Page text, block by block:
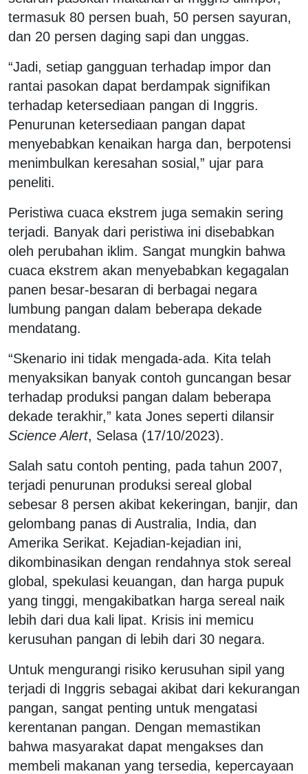
termasuk 80 persen buah, 50 persen sayuran,
dan 20 persen daging sapi dan unggas.
“Jadi, setiap gangguan terhadap impor dan
rantai pasokan dapat berdampak signifikan
terhadap ketersediaan pangan di Inggris.
Penurunan ketersediaan pangan dapat
menyebabkan kenaikan harga dan, berpotensi
menimbulkan keresahan sosial,” ujar para
peneliti.
Peristiwa cuaca ekstrem juga semakin sering
terjadi. Banyak dari peristiwa ini disebabkan
oleh perubahan iklim. Sangat mungkin bahwa
cuaca ekstrem akan menyebabkan kegagalan
panen besar-besaran di berbagai negara
lumbung pangan dalam beberapa dekade
mendatang.
“Skenario ini tidak mengada-ada. Kita telah
menyaksikan banyak contoh guncangan besar
terhadap produksi pangan dalam beberapa
dekade terakhir,” kata Jones seperti dilansir
Science Alert, Selasa (17/10/2023).
Salah satu contoh penting, pada tahun 2007,
terjadi penurunan produksi sereal global
sebesar 8 persen akibat kekeringan, banjir, dan
gelombang panas di Australia, India, dan
Amerika Serikat. Kejadian-kejadian ini,
dikombinasikan dengan rendahnya stok sereal
global, spekulasi keuangan, dan harga pupuk
yang tinggi, mengakibatkan harga sereal naik
lebih dari dua kali lipat. Krisis ini memicu
kerusuhan pangan di lebih dari 30 negara.
Untuk mengurangi risiko kerusuhan sipil yang
terjadi di Inggris sebagai akibat dari kekurangan
pangan, sangat penting untuk mengatasi
kerentanan pangan. Dengan memastikan
bahwa masyarakat dapat mengakses dan
membeli makanan yang tersedia, kepercayaan